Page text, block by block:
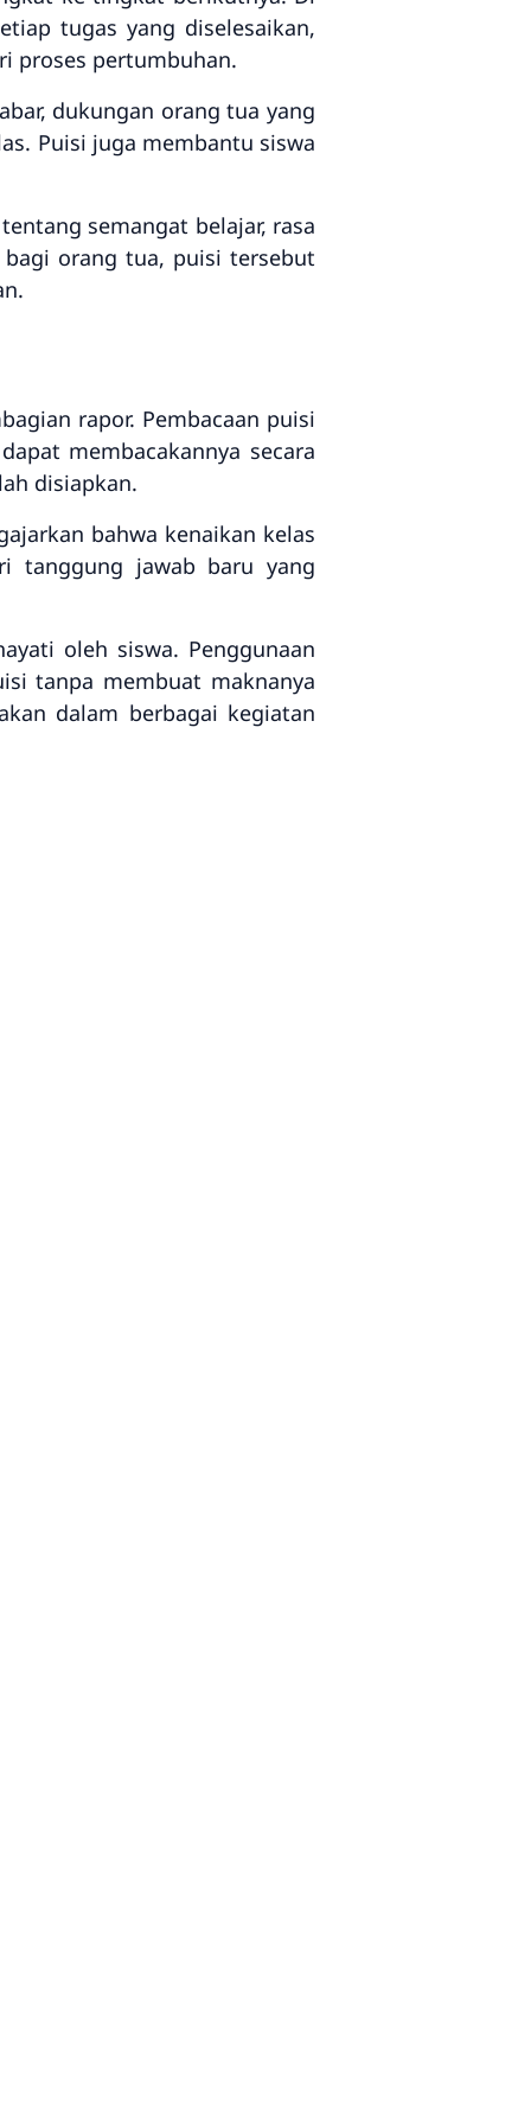
tugas yang diselesaikan,
proses pertumbuhan.
dukungan orang tua yang
Puisi juga membantu siswa
semangat belajar, rasa
orang tua, puisi tersebut
rapor. Pembacaan puisi
membacakannya secara
disiapkan.
bahwa kenaikan kelas
tanggung jawab baru yang
oleh siswa. Penggunaan
tanpa membuat maknanya
dalam berbagai kegiatan